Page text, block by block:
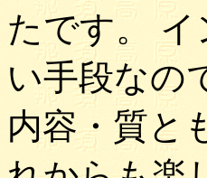
たです。
い手段なの
内容・質と